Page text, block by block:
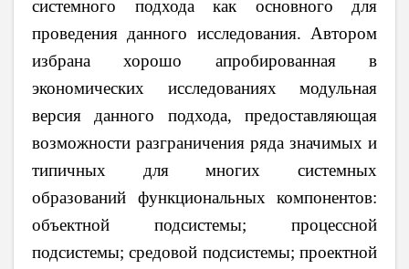
системного подхода как основного для
проведения данного исследования. Автором
избрана хорошо апробированная в
экономических исследованиях модульная
версия данного подхода, предоставляющая
возможности разграничения ряда значимых и
типичных для многих системных
образований функциональных компонентов:
объектной подсистемы; процессной
подсистемы; средовой подсистемы; проектной